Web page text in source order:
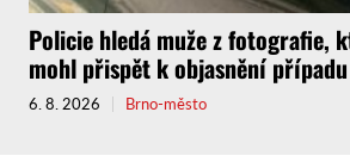
Policie hledá muže z fotografie,
mohl přispět k objasnění případu
6. 8. 2026 Brno-město